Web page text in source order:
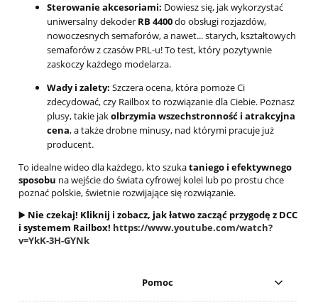
Sterowanie akcesoriami: Dowiesz się, jak wykorzystać
uniwersalny dekoder RB 4400do obsługi rozjazdów,
nowoczesnych semaforów, a nawet... starych, kształtowych
semaforów z czasów PRL-u! To test, który pozytywnie
zaskoczy każdego modelarza.
Wady i zalety: Szczera ocena, która pomoże Ci
zdecydować, czy Railbox to rozwiązanie dla Ciebie. Poznasz
plusy, takie jakolbrzymia wszechstronność i atrakcyjna
cena, a także drobne minusy, nad którymi pracuje już
producent.
To idealne wideo dla każdego, kto szukataniego i efektywnego
sposobu na wejście do świata cyfrowej kolei lub po prostu chce
poznać polskie, świetnie rozwijające się rozwiązanie.
▶️ Nie czekaj! Kliknij i zobacz, jak łatwo zacząć przygodę z DCC
i systemem Railbox! https://www.youtube.com/watch?
v=YkK-3H-GYNk
Pomoc